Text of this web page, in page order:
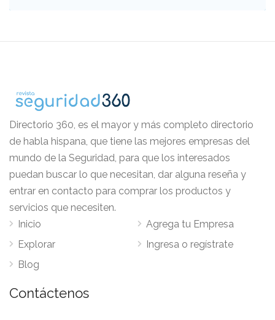
Directorio 360, es el mayor y más completo directorio
de habla hispana, que tiene las mejores empresas del
mundo de la Seguridad, para que los interesados
puedan buscar lo que necesitan, dar alguna reseña y
entrar en contacto para comprar los productos y
servicios que necesiten.
Inicio
Explorar
Blog
Agrega tu Empresa
Ingresa o regístrate
Contáctenos